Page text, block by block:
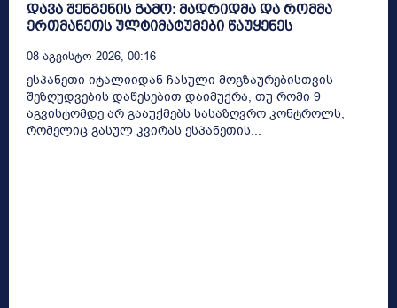
დავა შენგენის გამო: მადრიდმა და რომმა
ერთმანეთს ულტიმატუმები წაუყენეს
08 Აგვისტო 2026, 00:16
ესპანეთი იტალიიდან ჩასული მოგზაურებისთვის
შეზღუდვების დაწესებით დაიმუქრა, თუ რომი 9
აგვისტომდე არ გააუქმებს სასაზღვრო კონტროლს,
რომელიც გასულ კვირას ესპანეთის...